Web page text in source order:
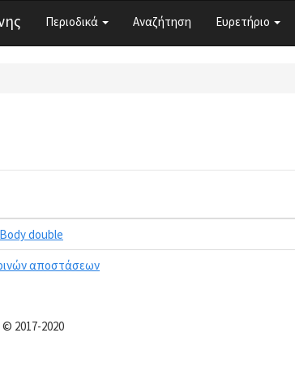
Περιοδικά Αναζήτηση Ευρετήριο
double
αποστάσεων
2017-2020